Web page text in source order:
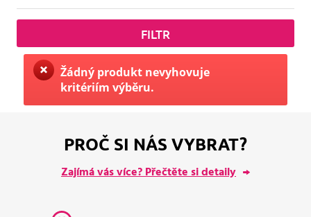
FILTR
Žádný produkt nevyhovuje
kritériím výběru.
PROČ SI NÁS VYBRAT?
Zajímá vás více? Přečtěte si detaily